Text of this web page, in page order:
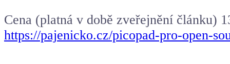
Cena (platná v době zveřejnění článku)
https://pajenicko.cz/picopad-pro-open-